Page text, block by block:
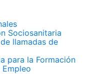
Sociosanitaria
de llamadas de
para la Formación